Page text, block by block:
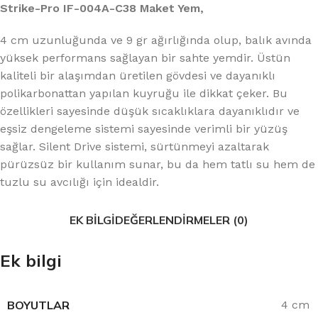
Strike-Pro IF-004A-C38 Maket Yem,
4 cm uzunluğunda ve 9 gr ağırlığında olup, balık avında
yüksek performans sağlayan bir sahte yemdir. Üstün
kaliteli bir alaşımdan üretilen gövdesi ve dayanıklı
polikarbonattan yapılan kuyruğu ile dikkat çeker. Bu
özellikleri sayesinde düşük sıcaklıklara dayanıklıdır ve
eşsiz dengeleme sistemi sayesinde verimli bir yüzüş
sağlar. Silent Drive sistemi, sürtünmeyi azaltarak
pürüzsüz bir kullanım sunar, bu da hem tatlı su hem de
tuzlu su avcılığı için idealdir.
EK BILGIDEĞERLENDIRMELER (0)
Ek bilgi
BOYUTLAR 4 cm